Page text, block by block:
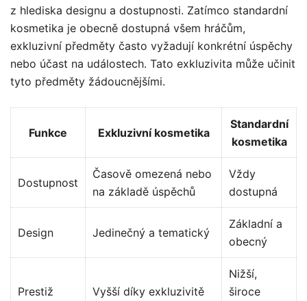
z hlediska designu a dostupnosti. Zatímco standardní
kosmetika je obecně dostupná všem hráčům,
exkluzivní předměty často vyžadují konkrétní úspěchy
nebo účast na událostech. Tato exkluzivita může učinit
tyto předměty žádoucnějšími.
Funkce Exkluzivní kosmetika
Standardní
kosmetika
Dostupnost
Časově omezená nebo
na základě úspěchů
Vždy
dostupná
Design Jedinečný a tematický
Základní a
obecný
Prestiž Vyšší díky exkluzivitě
Nižší,
široce